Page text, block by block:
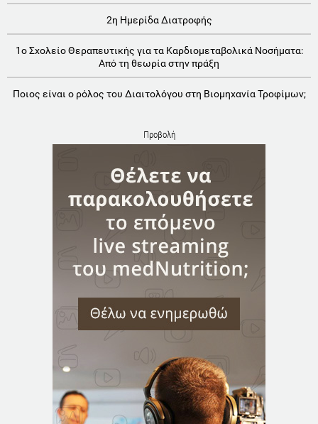
2η Ημερίδα Διατροφής
1o Σχολείο Θεραπευτικής για τα Καρδιομεταβολικά Νοσήματα:
Aπό τη θεωρία στην πράξη
Ποιος είναι ο ρόλος του Διαιτολόγου στη Βιομηχανία Τροφίμων;
Προβολή